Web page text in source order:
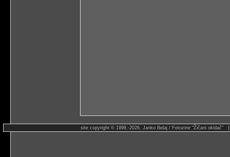
site copyright © 1998.-2026. Janko Belaj / Fotozine "Žičani okidač"